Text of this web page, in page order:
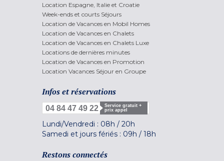
Location Espagne, Italie et Croatie
Week-ends et courts Séjours
Location de Vacances en Mobil Homes
Location de Vacances en Chalets
Location de Vacances en Chalets Luxe
Locations de dernières minutes
Location de Vacances en Promotion
Location Vacances Séjour en Groupe
Infos et réservations
04 84 47 49 22
Service gratuit +
prix appel
Lundi/Vendredi : 08h / 20h
Samedi et jours fériés : 09h / 18h
Restons connectés